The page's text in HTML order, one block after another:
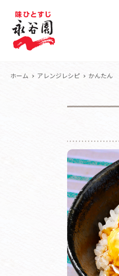
ホーム アレンジレシピ かんたん